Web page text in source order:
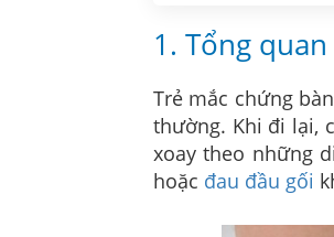
1. Tổng
Trẻ mắc chứng
thường. Khi đi lại,
xoay theo những
hoặc đau đầu gối